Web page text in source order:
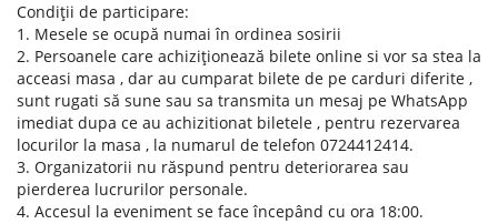
Condiții de participare:
1. Mesele se ocupă numai în ordinea sosirii
2. Persoanele care achiziționează bilete online si vor sa stea la
acceasi masa , dar au cumparat bilete de pe carduri diferite ,
sunt rugati să sune sau sa transmita un mesaj pe WhatsApp
imediat dupa ce au achizitionat biletele , pentru rezervarea
locurilor la masa , la numarul de telefon 0724412414.
3. Organizatorii nu răspund pentru deteriorarea sau
pierderea lucrurilor personale.
4. Accesul la eveniment se face începând cu ora 18:00.